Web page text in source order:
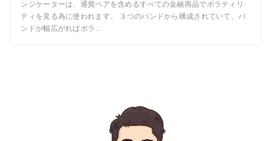
ンジケーターは、通貨ペアを含めるすべての金融商品でボラティリ
ティを見る為に使われます。 ３つのバンドから構成されていて、バ
ンドが幅広がればボラ…